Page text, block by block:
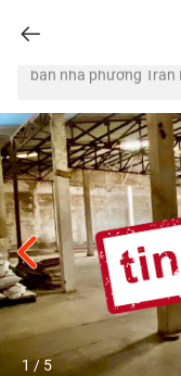
1/ 5